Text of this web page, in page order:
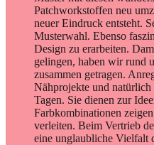
Patchworkstoffen neu
neuer Eindruck entsteht.
Musterwahl. Ebenso
Design zu erarbeiten.
gelingen, haben wir rund
zusammen getragen.
Nähprojekte und natürlich
Tagen. Sie dienen zur
Farbkombinationen
verleiten. Beim Vertrieb
eine unglaubliche Vielfalt